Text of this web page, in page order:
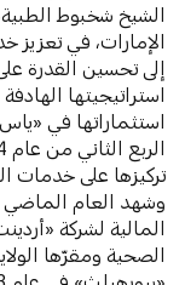
الشيخ شخبوط
الإمارات، في تعزيز
إلى تحسين القدرة
استراتيجيتها
استثماراتها في
تركيزها على خدمات
وشهد العام الماضي
المالية لشركة
الصحية ومقرّها